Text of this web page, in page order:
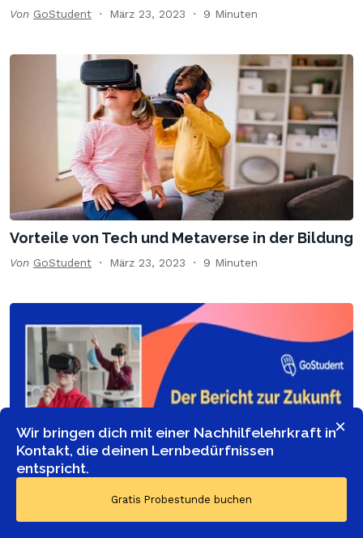
×
Wir bringen dich mit einer Nachhilfelehrkraft in
Kontakt, die deinen Lernbedürfnissen
entspricht.
Gratis Probestunde buchen
Von GoStudent März 23, 2023 9 Minuten
Vorteile von Tech und Metaverse in der Bildung
Von GoStudent März 23, 2023 9 Minuten
Technologie und Bildung stehen